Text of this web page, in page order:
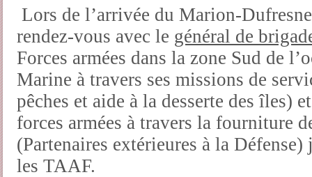
Lors de l’arrivée du Marion-
rendez-vous avec le général de
Forces armées dans la zone Sud de
Marine à travers ses missions de
pêches et aide à la desserte des îles)
forces armées à travers la fourniture
(Partenaires extérieures à la
les TAAF.